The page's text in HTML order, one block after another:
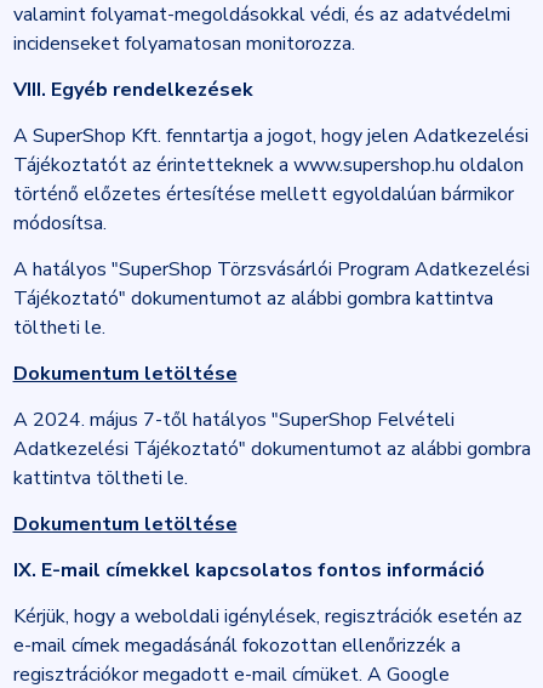
valamint folyamat-megoldásokkal védi, és az adatvédelmi
incidenseket folyamatosan monitorozza.
VIII. Egyéb rendelkezések
A SuperShop Kft. fenntartja a jogot, hogy jelen Adatkezelési
Tájékoztatót az érintetteknek a www.supershop.hu oldalon
történő előzetes értesítése mellett egyoldalúan bármikor
módosítsa.
A hatályos "SuperShop Törzsvásárlói Program Adatkezelési
Tájékoztató" dokumentumot az alábbi gombra kattintva
töltheti le.
Dokumentum letöltése
A 2024. május 7-től hatályos "SuperShop Felvételi
Adatkezelési Tájékoztató" dokumentumot az alábbi gombra
kattintva töltheti le.
Dokumentum letöltése
IX. E-mail címekkel kapcsolatos fontos információ
Kérjük, hogy a weboldali igénylések, regisztrációk esetén az
e-mail címek megadásánál fokozottan ellenőrizzék a
regisztrációkor megadott e-mail címüket. A Google